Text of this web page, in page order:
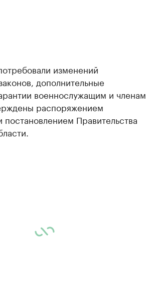
изменений
дополнительные
военнослужащим и членам
распоряжением
постановлением Правительства